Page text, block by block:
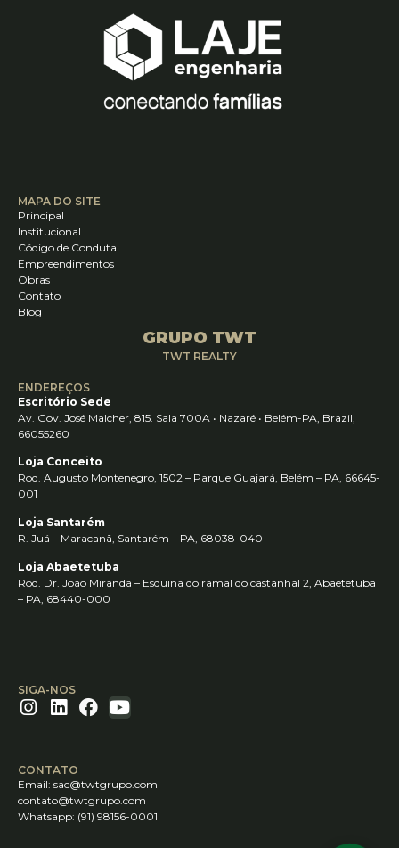
MAPA DO SITE
Principal
Institucional
Código de Conduta
Empreendimentos
Obras
Contato
Blog
GRUPO TWT
TWT REALTY
ENDEREÇOS
Escritório Sede
Av. Gov. José Malcher, 815. Sala 700A • Nazaré • Belém-PA, Brazil,
66055260
Loja Conceito
Rod. Augusto Montenegro, 1502 – Parque Guajará, Belém – PA, 66645-
001
Loja Santarém
R. Juá – Maracanã, Santarém – PA, 68038-040
Loja Abaetetuba
Rod. Dr. João Miranda – Esquina do ramal do castanhal 2, Abaetetuba
– PA, 68440-000
SIGA-NOS
CONTATO
Email: sac@twtgrupo.com
contato@twtgrupo.com
Whatsapp: (91) 98156-0001